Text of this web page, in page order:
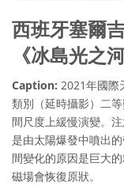
西班牙塞爾
《冰島光之
Caption: 2021年國際
類別（延時攝影）二
間尺度上緩慢演變。
是由太陽爆發中噴出
間變化的原因是巨大
磁場會恢復原狀。